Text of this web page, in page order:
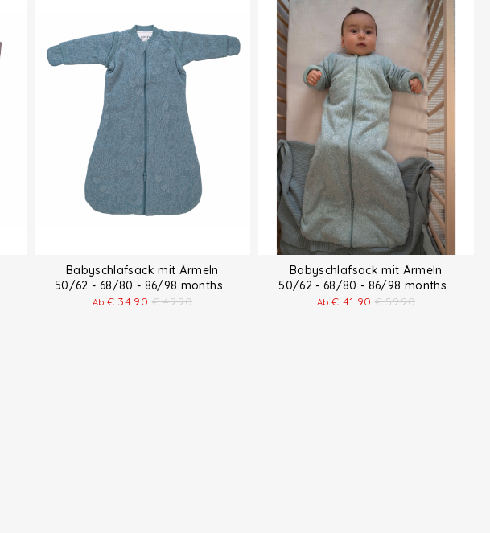
Babyschlafsack mit Ärmeln
50/62 - 68/80 - 86/98 months
Ab € 34.90 € 49.90
Babyschlafsack mit Ärmeln
50/62 - 68/80 - 86/98 months
Ab € 41.90 € 59.90